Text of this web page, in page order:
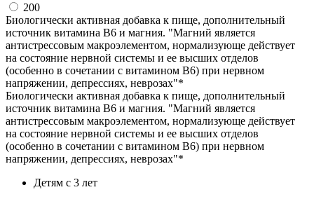
200
Биологически активная добавка к пище, дополнительный
источник витамина В6 и магния. "Магний является
антистрессовым макроэлементом, нормализующе действует
на состояние нервной системы и ее высших отделов
(особенно в сочетании с витамином В6) при нервном
напряжении, депрессиях, неврозах"*
Биологически активная добавка к пище, дополнительный
источник витамина В6 и магния. "Магний является
антистрессовым макроэлементом, нормализующе действует
на состояние нервной системы и ее высших отделов
(особенно в сочетании с витамином В6) при нервном
напряжении, депрессиях, неврозах"*
Детям с 3 лет